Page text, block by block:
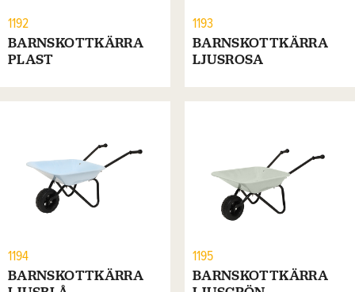
1192
BARNSKOTTKÄRRA
PLAST
1193
BARNSKOTTKÄRRA
LJUSROSA
1194
BARNSKOTTKÄRRA
1195
BARNSKOTTKÄRRA